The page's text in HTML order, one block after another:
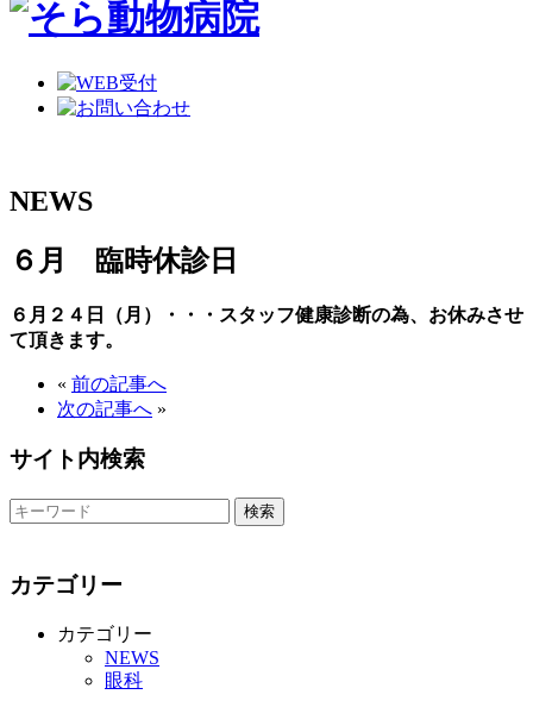
NEWS
６月 臨時休診日
６月２４日（月）・・・スタッフ健康診断の為、お休みさせ
て頂きます。
« 前の記事へ
次の記事へ »
サイト内検索
カテゴリー
カテゴリー
NEWS
眼科